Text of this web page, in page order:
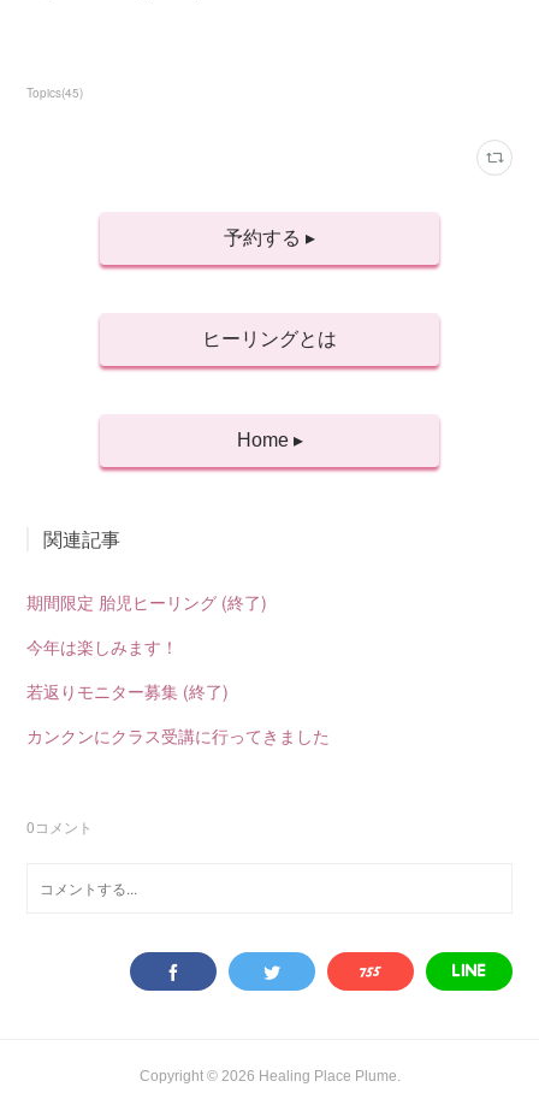
Topics(45)
予約する ▸
ヒーリングとは
Home ▸
関連記事
期間限定 胎児ヒーリング (終了)
今年は楽しみます！
若返りモニター募集 (終了)
カンクンにクラス受講に行ってきました
0コメント
Copyright © 2026 Healing Place Plume.